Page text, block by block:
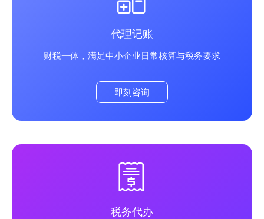
代理记账
财税一体，满足中小企业日常核算与税务要求
即刻咨询
税务代办